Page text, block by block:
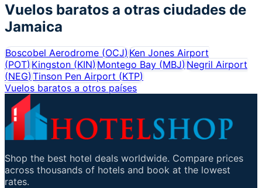
Vuelos baratos a otras ciudades de
Jamaica
Boscobel Aerodrome (OCJ)Ken Jones Airport
(POT)Kingston (KIN) Montego Bay (MBJ) Negril Airport
(NEG)Tinson Pen Airport (KTP)
Vuelos baratos a otros países
Shop the best hotel deals worldwide. Compare prices
across thousands of hotels and book at the lowest
rates.